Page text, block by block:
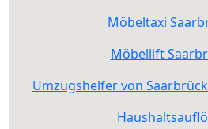
Möbeltaxi
Möbellift
Umzugshelfer von